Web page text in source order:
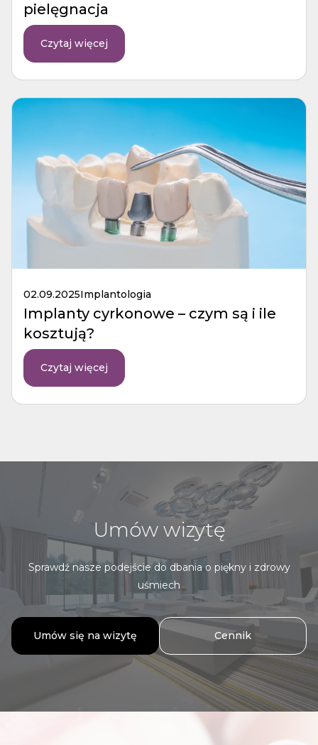
pielęgnacja
Czytaj więcej
02.09.2025Implantologia
Implanty cyrkonowe – czym są i ile
kosztują?
Czytaj więcej
Umów wizytę
Sprawdź nasze podejście do dbania o piękny i zdrowy
uśmiech
Umów się na wizytę Cennik